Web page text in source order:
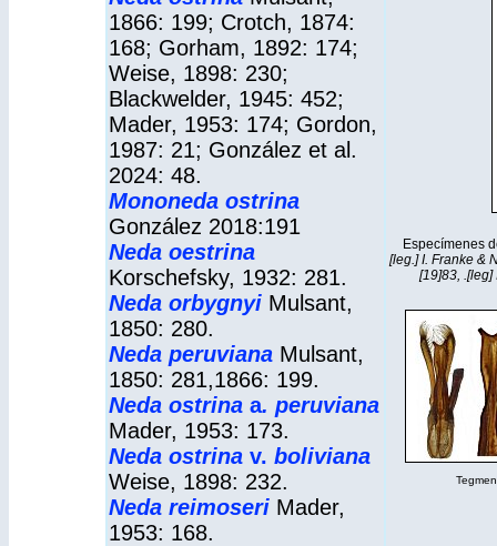
1866: 199; Crotch, 1874:
168; Gorham, 1892: 174;
Weise, 1898: 230;
Blackwelder, 1945: 452;
Mader, 1953: 174; Gordon,
1987: 21; González et al.
2024: 48.
Mononeda ostrina
González 2018:191
Neda oestrina
Korschefsky, 1932: 281.
Neda orbygnyiMulsant,
1850: 280.
Neda peruvianaMulsant,
1850: 281,1866: 199.
Neda ostrina a. peruviana
Mader, 1953: 173.
Neda ostrina v. boliviana
Weise, 1898: 232.
Neda reimoseriMader,
1953: 168.
Especímenes
[leg.] I. Franke &
[19]83, .[leg]